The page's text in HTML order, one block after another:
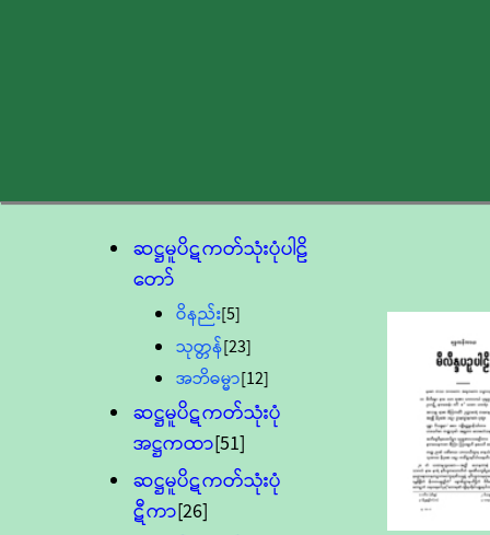
ဆဋ္ဌမူပိဋကတ်သုံးပုံပါဠိ
တော်
ဝိနည်း[5]
သုတ္တန်[23]
အဘိဓမ္မာ[12]
ဆဋ္ဌမူပိဋကတ်သုံးပုံ
အဋ္ဌကထာ[51]
ဆဋ္ဌမူပိဋကတ်သုံးပုံ
ဋီကာ[26]